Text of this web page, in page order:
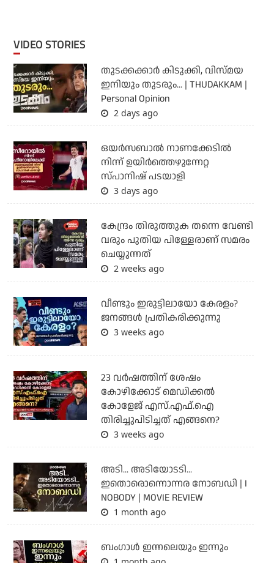
VIDEO STORIES
തുടക്കക്കാര്‍ കിടുക്കി, വിസ്മയ
ഇനിയും തുടരും... | THUDAKKAM |
Personal Opinion
2 days ago
ഒയര്‍സബാൽ നാണക്കേടിൽ
നിന്ന് ഉയിർത്തെഴുന്നേറ്റ
സ്പാനിഷ് പടയാളി
3 days ago
കേന്ദ്രം തിരുത്തുക തന്നെ വേണ്ടി
വരും പുതിയ പിള്ളേരാണ് സമരം
ചെയ്യുന്നത്
2 weeks ago
വീണ്ടും ഇരുട്ടിലായോ കേരളം?
ജനങ്ങൾ പ്രതികരിക്കുന്നു
3 weeks ago
23 വർഷത്തിന് ശേഷം
കോഴിക്കോട് മെഡിക്കൽ
കോളേജ് എസ്.എഫ്.ഐ
തിരിച്ചുപിടിച്ചത് എങ്ങനെ?
3 weeks ago
അടി... അടിയോടടി...
ഇതൊരൊന്നൊന്നര നോബഡി | I
NOBODY | MOVIE REVIEW
1 month ago
ബംഗാള്‍ ഇന്നലെയും ഇന്നും